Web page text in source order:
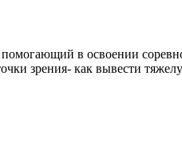
в освоении
зрения- как вывести